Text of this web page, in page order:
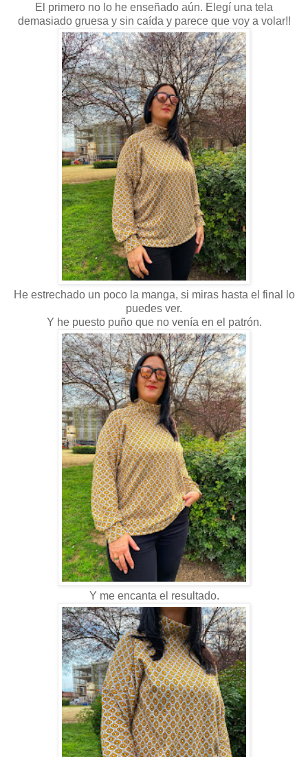
El primero no lo he enseñado aún. Elegí una tela
demasiado gruesa y sin caída y parece que voy a volar!!
He estrechado un poco la manga, si miras hasta el final lo
puedes ver.
Y he puesto puño que no venía en el patrón.
Y me encanta el resultado.